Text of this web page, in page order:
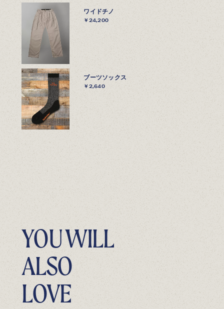
ワイドチノ
￥24,200
ブーツソックス
￥2,640
YOU WILL
ALSO
LOVE